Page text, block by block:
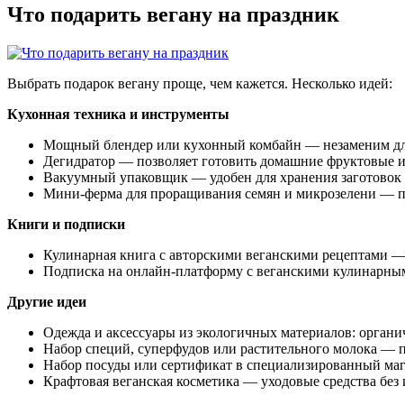
Что подарить вегану на праздник
Выбрать подарок вегану проще, чем кажется. Несколько идей:
Кухонная техника и инструменты
Мощный блендер или кухонный комбайн — незаменим
Дегидратор — позволяет готовить домашние
Вакуумный упаковщик — удобен для хранения заготовок
Мини-ферма для проращивания семян и микрозелени —
Книги и подписки
Кулинарная книга с авторскими веганскими
Подписка на онлайн-платформу с веганскими
Другие идеи
Одежда и аксессуары из экологичных материалов:
Набор специй, суперфудов или растительного молока —
Набор посуды или сертификат в специализированный
Крафтовая веганская косметика — уходовые средства